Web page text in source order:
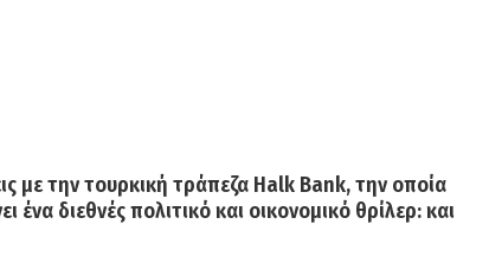
με την τουρκική τράπεζα Halk Βank, την οποία
διεθνές πολιτικό και οικονομικό θρίλερ: και